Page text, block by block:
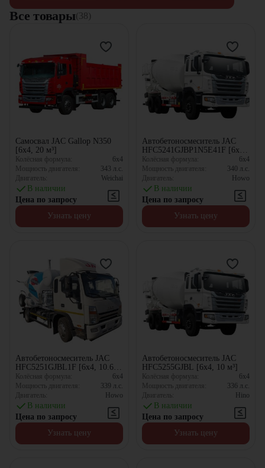
Все товары(38)
Самосвал JAC Gallop N350
[6x4, 20 м³]
Колёсная формула:
6x4
Мощность двигателя:
343 л.с.
Двигатель:
Weichai
В наличии
Цена по запросу
Узнать цену
Автобетоносмеситель JAC
HFC5241GJBP1N5E41F [6x4,
10 м³]
Колёсная формула:
6x4
Мощность двигателя:
340 л.с.
Двигатель:
Howo
В наличии
Цена по запросу
Узнать цену
Автобетоносмеситель JAC
HFC5251GJBL1F [6x4, 10.67
м³]
Колёсная формула:
6x4
Мощность двигателя:
339 л.с.
Двигатель:
Howo
В наличии
Цена по запросу
Узнать цену
Автобетоносмеситель JAC
HFC5255GJBL [6x4, 10 м³]
Колёсная формула:
6x4
Мощность двигателя:
336 л.с.
Двигатель:
Hino
В наличии
Цена по запросу
Узнать цену